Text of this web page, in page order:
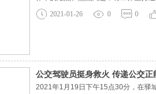
作室”通过验收，被市总工正式授牌
社会对科学技术的重视程度，日
2021-01-26 0 0
公交驾驶员挺身救火 传递公交正
2021年1月19日下午15点30分，在驿